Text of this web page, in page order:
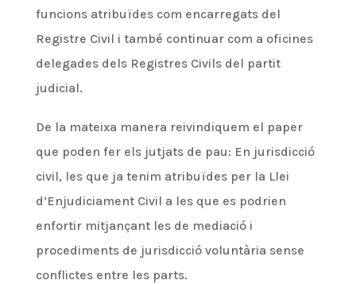
funcions atribuïdes com encarregats del
Registre Civil i també continuar com a oficines
delegades dels Registres Civils del partit
judicial.
De la mateixa manera reivindiquem el paper
que poden fer els jutjats de pau: En jurisdicció
civil, les que ja tenim atribuïdes per la Llei
d’Enjudiciament Civil a les que es podrien
enfortir mitjançant les de mediació i
procediments de jurisdicció voluntària sense
conflictes entre les parts.